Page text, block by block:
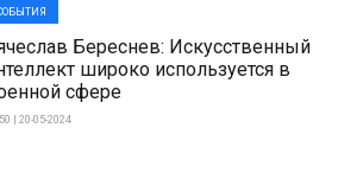
Береснев: Искусственный
широко используется в
сфере
| 20-05-2024